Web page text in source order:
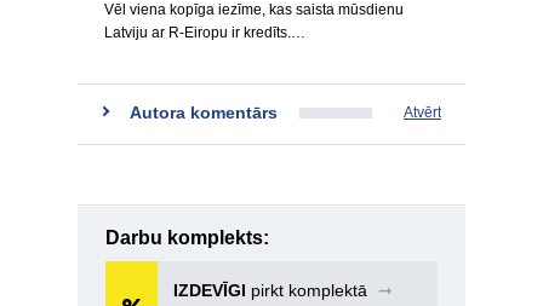
Vēl viena kopīga iezīme, kas saista mūsdienu
Latviju ar R-Eiropu ir kredīts.…
Autora komentārs Atvērt
Darbu komplekts:
IZDEVĪGI pirkt komplektā
➞